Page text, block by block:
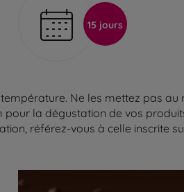
15 jours
Ne les mettez pas
la dégustation de vos
référez-vous à celle inscrite